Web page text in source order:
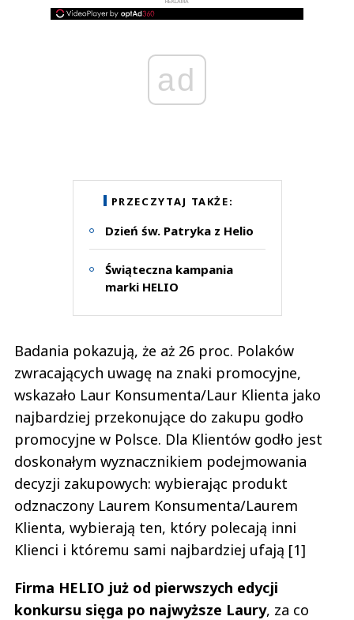
ad
PRZECZYTAJ TAKŻE:
Dzień św. Patryka z Helio
Świąteczna kampania
marki HELIO
Badania pokazują, że aż 26 proc. Polaków
zwracających uwagę na znaki promocyjne,
wskazało Laur Konsumenta/Laur Klienta jako
najbardziej przekonujące do zakupu godło
promocyjne w Polsce. Dla Klientów godło jest
doskonałym wyznacznikiem podejmowania
decyzji zakupowych: wybierając produkt
odznaczony Laurem Konsumenta/Laurem
Klienta, wybierają ten, który polecają inni
Klienci i któremu sami najbardziej ufają [1]
Firma HELIO już od pierwszych edycji
konkursu sięga po najwyższe Laury, za co